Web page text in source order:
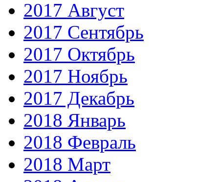
2017 Август
2017 Сентябрь
2017 Октябрь
2017 Ноябрь
2017 Декабрь
2018 Январь
2018 Февраль
2018 Март